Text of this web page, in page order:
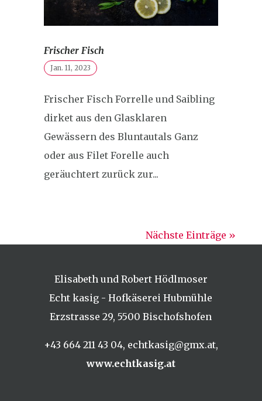
Frischer Fisch
Jan. 11, 2023
Frischer Fisch Forrelle und Saibling
dirket aus den Glasklaren
Gewässern des Bluntautals Ganz
oder aus Filet Forelle auch
geräuchtert zurück zur...
Nächste Einträge »
Elisabeth und Robert Hödlmoser
Echt kasig - Hofkäserei Hubmühle
Erzstrasse 29, 5500 Bischofshofen
+43 664 211 43 04, echtkasig@gmx.at,
www.echtkasig.at